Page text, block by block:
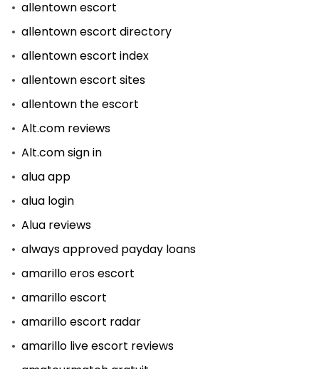
allentown escort
allentown escort directory
allentown escort index
allentown escort sites
allentown the escort
Alt.com reviews
Alt.com sign in
alua app
alua login
Alua reviews
always approved payday loans
amarillo eros escort
amarillo escort
amarillo escort radar
amarillo live escort reviews